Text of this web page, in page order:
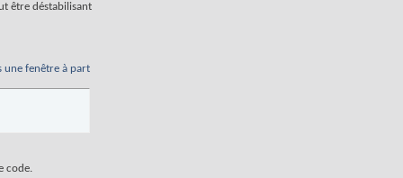
être déstabilisant
une fenêtre à part
code.